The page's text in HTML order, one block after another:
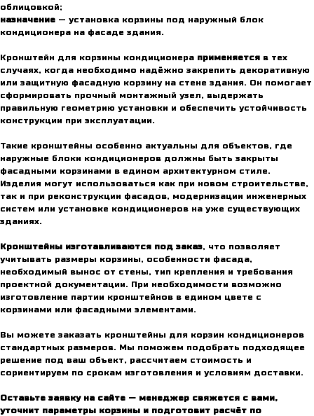
облицовкой;
назначение — установка корзины под наружный блок
кондиционера на фасаде здания.
Кронштейн для корзины кондиционера применяется в тех
случаях, когда необходимо надёжно закрепить декоративную
или защитную фасадную корзину на стене здания. Он помогает
сформировать прочный монтажный узел, выдержать
правильную геометрию установки и обеспечить устойчивость
конструкции при эксплуатации.
Такие кронштейны особенно актуальны для объектов, где
наружные блоки кондиционеров должны быть закрыты
фасадными корзинами в едином архитектурном стиле.
Изделия могут использоваться как при новом строительстве,
так и при реконструкции фасадов, модернизации инженерных
систем или установке кондиционеров на уже существующих
зданиях.
Кронштейны изготавливаются под заказ, что позволяет
учитывать размеры корзины, особенности фасада,
необходимый вынос от стены, тип крепления и требования
проектной документации. При необходимости возможно
изготовление партии кронштейнов в едином цвете с
корзинами или фасадными элементами.
Вы можете заказать кронштейны для корзин кондиционеров
стандартных размеров. Мы поможем подобрать подходящее
решение под ваш объект, рассчитаем стоимость и
сориентируем по срокам изготовления и условиям доставки.
Оставьте заявку на сайте — менеджер свяжется с вами,
уточнит параметры корзины и подготовит расчёт по